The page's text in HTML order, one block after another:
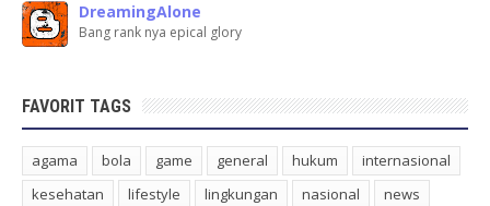
DreamingAlone
Bang rank nya epical glory
FAVORIT TAGS
agama bola game general hukum
internasional
kesehatan
lifestyle lingkungan nasional
news